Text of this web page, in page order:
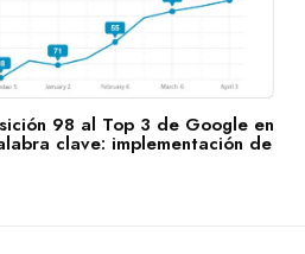
98 al Top 3 de Google en
clave: implementación de